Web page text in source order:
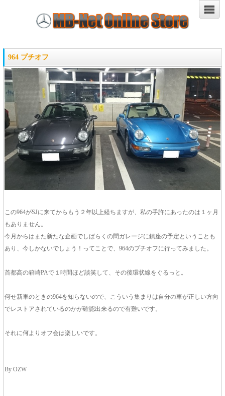
964 プチオフ
この964がSJに来てからもう２年以上経ちますが、私の手許にあったのは１ヶ月
もありません。
今月からはまた新たな企画でしばらくの間ガレージに鎮座の予定ということも
あり、今しかないでしょう！ってことで、964のプチオフに行ってみました。
首都高の箱崎PAで１時間ほど談笑して、その後環状線をぐるっと。
何せ新車のときの964を知らないので、こういう集まりは自分の車が正しい方向
でレストアされているのかが確認出来るので有難いです。
それに何よりオフ会は楽しいです。
By OZW